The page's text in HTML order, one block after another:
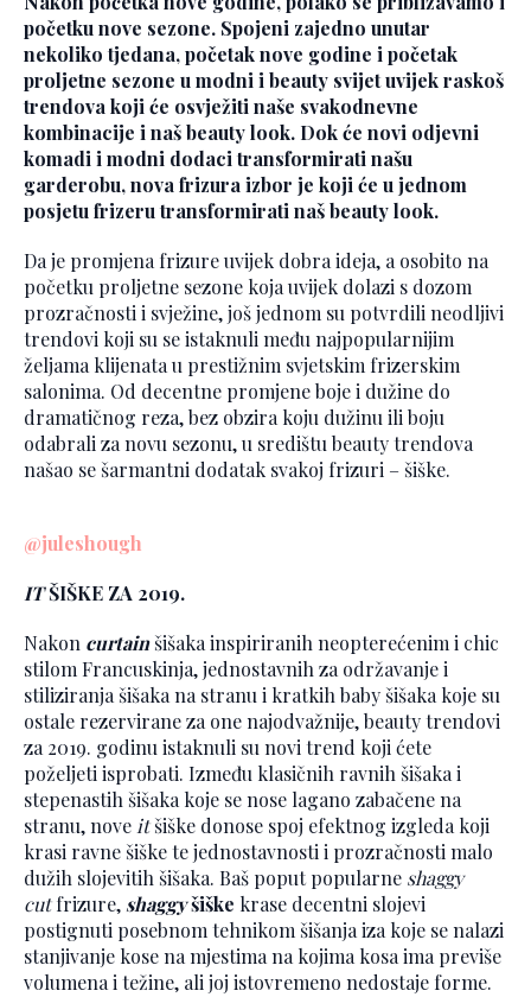
početku nove sezone. Spojeni zajedno unutar
nekoliko tjedana, početak nove godine i početak
proljetne sezone u modni i beauty svijet uvijek raskoš
trendova koji će osvježiti naše svakodnevne
kombinacije i naš beauty look. Dok će novi odjevni
komadi i modni dodaci transformirati našu
garderobu, nova frizura izbor je koji će u jednom
posjetu frizeru transformirati naš beauty look.
Da je promjena frizure uvijek dobra ideja, a osobito na
početku proljetne sezone koja uvijek dolazi s dozom
prozračnosti i svježine, još jednom su potvrdili neodljivi
trendovi koji su se istaknuli među najpopularnijim
željama klijenata u prestižnim svjetskim frizerskim
salonima. Od decentne promjene boje i dužine do
dramatičnog reza, bez obzira koju dužinu ili boju
odabrali za novu sezonu, u središtu beauty trendova
našao se šarmantni dodatak svakoj frizuri – šiške.
@juleshough
ITŠIŠKE ZA 2019.
Nakon curtainšišaka inspiriranih neopterećenim i chic
stilom Francuskinja, jednostavnih za održavanje i
stiliziranja šišaka na stranu i kratkih baby šišaka koje su
ostale rezervirane za one najodvažnije, beauty trendovi
za 2019. godinu istaknuli su novi trend koji ćete
poželjeti isprobati. Između klasičnih ravnih šišaka i
stepenastih šišaka koje se nose lagano zabačene na
stranu, nove itšiške donose spoj efektnog izgleda koji
krasi ravne šiške te jednostavnosti i prozračnosti malo
dužih slojevitih šišaka. Baš poput popularne shaggy
cutfrizure, shaggyšiške krase decentni slojevi
postignuti posebnom tehnikom šišanja iza koje se nalazi
stanjivanje kose na mjestima na kojima kosa ima previše
volumena i težine, ali joj istovremeno nedostaje forme.